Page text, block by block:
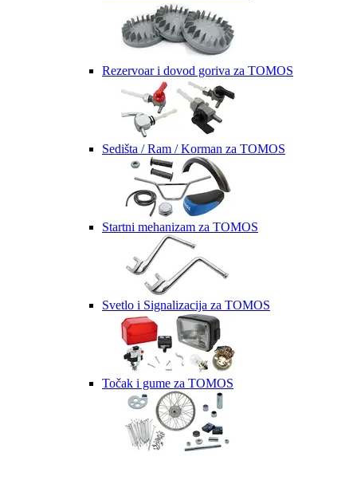
Rezervoar i dovod goriva za TOMOS
Sedišta / Ram / Korman za TOMOS
Startni mehanizam za TOMOS
Svetlo i Signalizacija za TOMOS
Točak i gume za TOMOS